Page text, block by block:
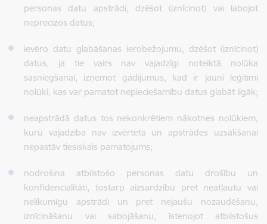
personas datu apstrādi, dzēšot (iznīcinot) vai labojot
neprecīzos datus;
ievēro datu glabāšanas ierobežojumu, dzēšot (iznīcinot)
datus, ja tie vairs nav vajadzīgi noteiktā nolūka
sasniegšanai, izņemot gadījumus, kad ir jauni leģitīmi
nolūki, kas var pamatot nepieciešamību datus glabāt ilgāk;
neapstrādā datus tos nekonkrētiem nākotnes nolūkiem,
kuru vajadzība nav izvērtēta un apstrādes uzsākšanai
nepastāv tiesiskais pamatojums;
nodrošina atbilstošo personas datu drošību un
konfidencialitāti, tostarp aizsardzību pret neatļautu vai
nelikumīgu apstrādi un pret nejaušu nozaudēšanu,
iznīcināšanu vai sabojāšanu, īstenojot atbilstošus